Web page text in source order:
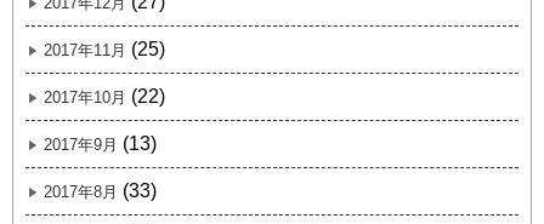
2017年11月 (25)
2017年10月 (22)
2017年9月 (13)
2017年8月 (33)